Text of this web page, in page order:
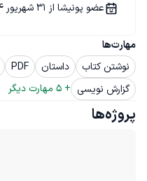
مهارت‌ها
نوشتن کتاب
داستان PDF
گزارش نویسی +
5 مهارت دیگر
عضو پونیشا از 31 شهریور 1404
پروژه‌ها